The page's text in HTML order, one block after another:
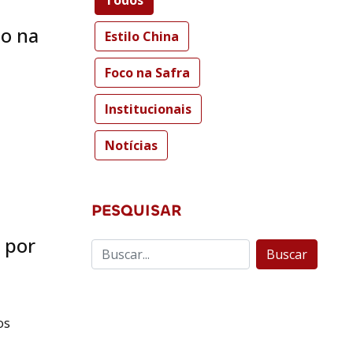
na
por
Estilo China
Foco na Safra
Institucionais
Notícias
PESQUISAR
Buscar